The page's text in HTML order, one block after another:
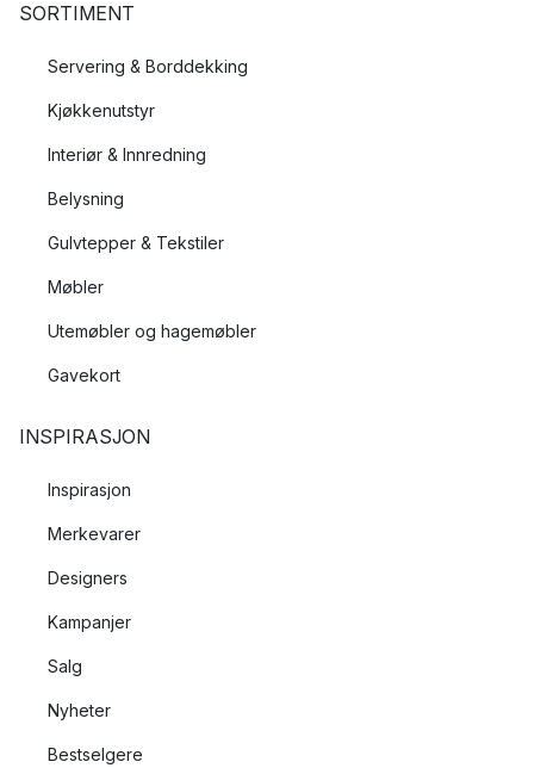
SORTIMENT
Servering & Borddekking
Kjøkkenutstyr
Interiør & Innredning
Belysning
Gulvtepper & Tekstiler
Møbler
Utemøbler og hagemøbler
Gavekort
INSPIRASJON
Inspirasjon
Merkevarer
Designers
Kampanjer
Salg
Nyheter
Bestselgere